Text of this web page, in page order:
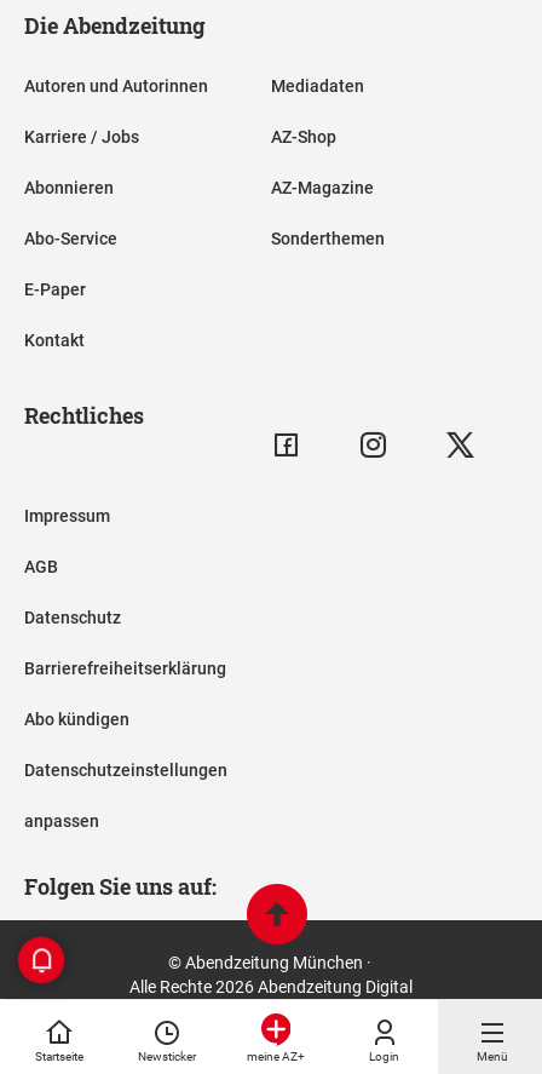
Startseite Newsticker meine AZ+ Login Menü
Die Abendzeitung
Autoren und Autorinnen
Karriere / Jobs
Abonnieren
Abo-Service
E-Paper
Kontakt
Mediadaten
AZ-Shop
AZ-Magazine
Sonderthemen
Rechtliches
Impressum
AGB
Datenschutz
Barrierefreiheitserklärung
Abo kündigen
Datenschutzeinstellungen
anpassen
Folgen Sie uns auf:
© Abendzeitung München ·
Alle Rechte 2026 Abendzeitung Digital